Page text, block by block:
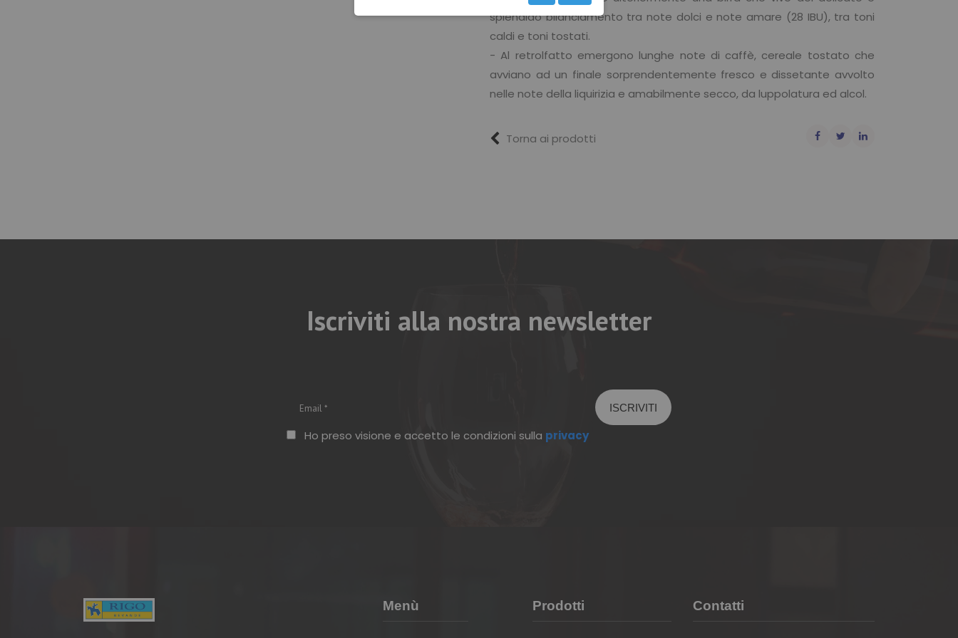
splendido bilanciamento tra note dolci e note amare (28 IBU), tra toni
caldi e toni tostati.
- Al retrolfatto emergono lunghe note di caffè, cereale tostato che
avviano ad un finale sorprendentemente fresco e dissetante avvolto
nelle note della liquirizia e amabilmente secco, da luppolatura ed alcol.
Torna ai prodotti
Iscriviti alla nostra newsletter
VuotoHo preso visione e accetto le condizioni sulla privacy
Menù Prodotti Contatti